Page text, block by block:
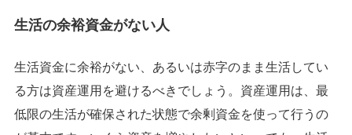
生活の余裕資金がない人
生活資金に余裕がない、あるいは赤字のまま生活してい
る方は資産運用を避けるべきでしょう。資産運用は、最
低限の生活が確保された状態で余剰資金を使って行うの